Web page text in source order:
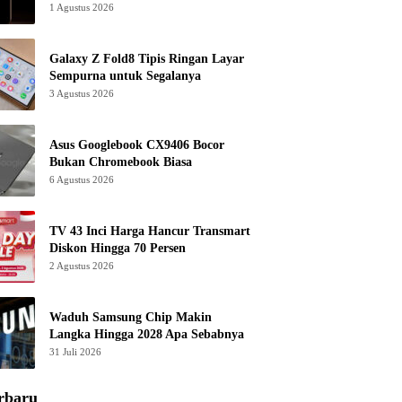
1 Agustus 2026
Galaxy Z Fold8 Tipis Ringan Layar
Sempurna untuk Segalanya
3 Agustus 2026
Asus Googlebook CX9406 Bocor
Bukan Chromebook Biasa
6 Agustus 2026
TV 43 Inci Harga Hancur Transmart
Diskon Hingga 70 Persen
2 Agustus 2026
Waduh Samsung Chip Makin
Langka Hingga 2028 Apa Sebabnya
31 Juli 2026